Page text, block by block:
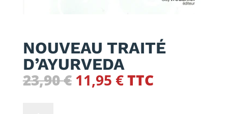
NOUVEAU TRAITÉ
D’AYURVEDA
23,90€ Le
11,95 €Le
TTC